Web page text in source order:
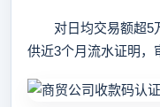
对日均交易额超5
供近3个月流水证明，